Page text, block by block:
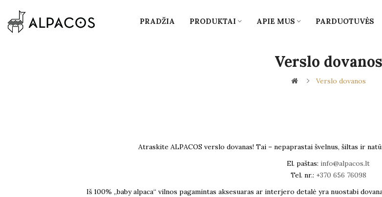
PRADŽIA PRODUKTAI APIE MUS PARDUOTUVĖS
Verslo dovanos
Verslo dovanos
Atraskite ALPACOS verslo dovanas! Tai – nepaprastai švelnus, šiltas ir
El. paštas: info@alpacos.lt
Tel. nr.: +370 656 76098
Iš 100% „baby alpaca“ vilnos pagamintas aksesuaras ar interjero detalė yra nuostabi